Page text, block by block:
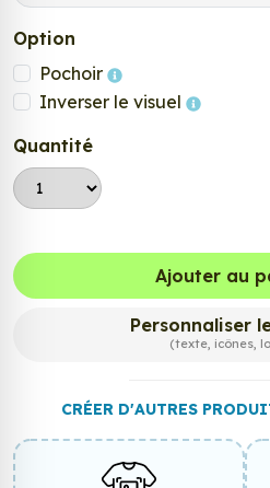
Option
Pochoir
Inverser le visuel
Quantité
Ajouter au
Personnaliser
(texte, icônes,
CRÉER D'AUTRES